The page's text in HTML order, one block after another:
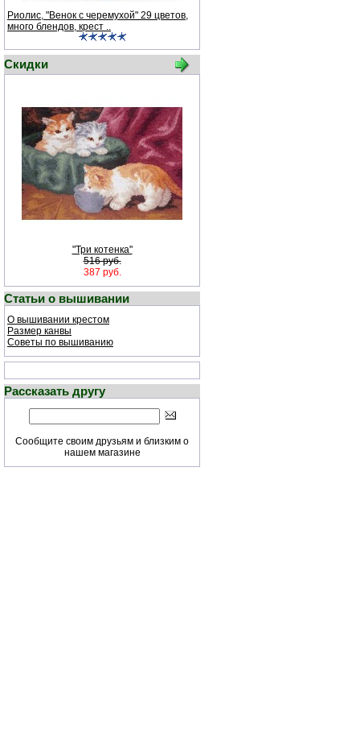
Риолис, "Венок с черемухой" 29 цветов,
много блендов, крест ..
Скидки
"Три котенка"
516 руб.
387 руб.
Статьи о вышивании
О вышивании крестом
Размер канвы
Советы по вышиванию
Рассказать другу
Сообщите своим друзьям и близким о
нашем магазине